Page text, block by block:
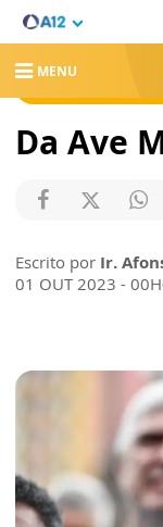
MENU
REVISTA DE
Da Ave
Escrito por Ir.
01 OUT 2023 -